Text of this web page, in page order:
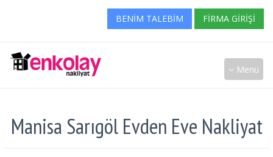
BENIM TALEBIM FIRMA GIRIŞI
Menü
Manisa Sarıgöl Evden Eve Nakliyat